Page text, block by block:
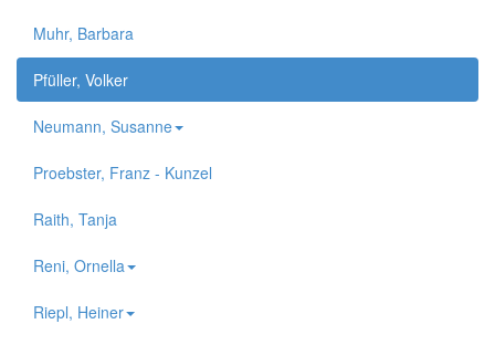
Muhr, Barbara
Pfüller, Volker
Neumann, Susanne
Proebster, Franz - Kunzel
Raith, Tanja
Reni, Ornella
Riepl, Heiner